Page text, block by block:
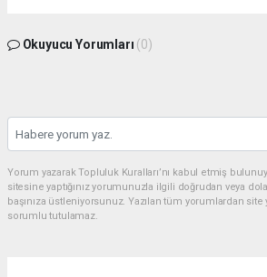
Okuyucu Yorumları (0)
Yorum yazarak Topluluk Kuralları’nı kabul etmiş
sitesine yaptığınız yorumunuzla ilgili doğrudan veya
başınıza üstleniyorsunuz. Yazılan tüm yorumlardan
sorumlu tutulamaz.